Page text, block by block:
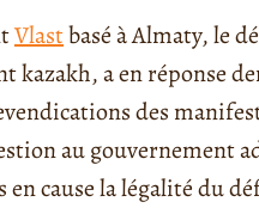
Vlastbasé à Almaty, le
kazakh, a en réponse
des
au gouvernement
en cause la légalité du